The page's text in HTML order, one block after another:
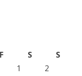
F S
S
1
2